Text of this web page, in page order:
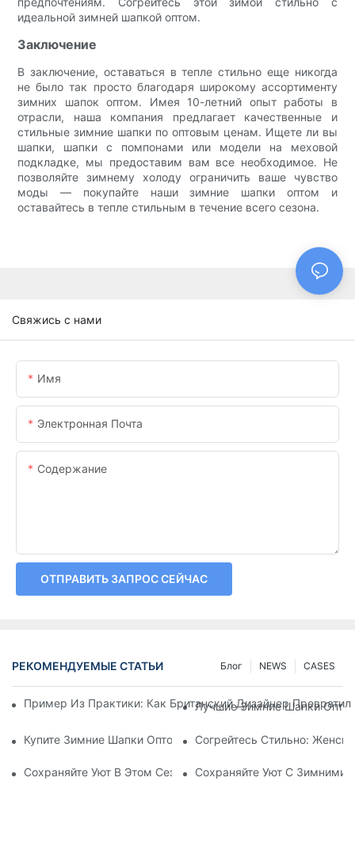
идеальной зимней шапкой оптом.
Заключение
В заключение, оставаться в тепле стильно еще никогда
не было так просто благодаря широкому ассортименту
зимних шапок оптом. Имея 10-летний опыт работы в
отрасли, наша компания предлагает качественные и
стильные зимние шапки по оптовым ценам. Ищете ли вы
шапки, шапки с помпонами или модели на меховой
подкладке, мы предоставим вам все необходимое. Не
позволяйте зимнему холоду ограничить ваше чувство
моды — покупайте наши зимние шапки оптом и
оставайтесь в тепле стильным в течение всего сезона.
Свяжись с нами
Имя
Электронная Почта
Содержание
ОТПРАВИТЬ ЗАПРОС СЕЙЧАС
РЕКОМЕНДУЕМЫЕ СТАТЬИ CASES
NEWS
Блог
Пример Из Практики: Как Британский Дизайнер
Лучшие Зимние Шапки
Купите Зимние Шапки Оптом: Сохраняйте Тепло И
Согрейтесь Стильно:
Сохраняйте Уют В Этом Сезоне: Зимние Шапки Оптом На
Сохраняйте Уют С Зимними